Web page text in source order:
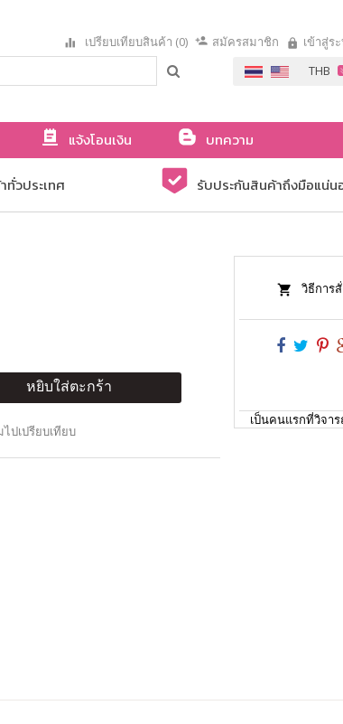
เปรียบเทียบสินค้า (0) สมัครสมาชิก เข้าสู่ร
แจ้งโอนเงิน
บทความ
วประเทศ รับประกันสินค้าถึงมือแน่น
หยิบใส่ตะกร้า
ไปเปรียบเทียบ
วิธีการ
เป็นคนแรกที่วิจา